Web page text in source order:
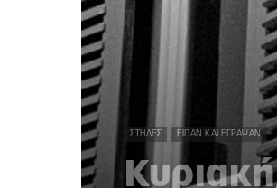
ΣΤΉΛΕΣ ΕΊΠΑΝ ΚΑΙ ΈΓΡΑΨΑΝ